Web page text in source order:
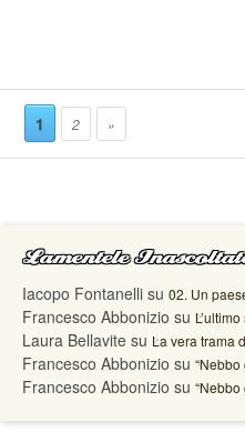
1 2 »
Lamentele
Iacopo Fontanelli su 02. Un
Francesco Abbonizio su
Laura Bellavite su La vera trama
Francesco Abbonizio su
Francesco Abbonizio su